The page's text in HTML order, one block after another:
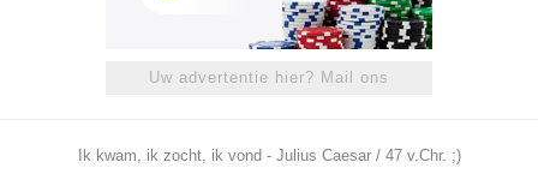
Uw advertentie hier? Mail ons
Ik kwam, ik zocht, ik vond - Julius Caesar / 47 v.Chr. ;)